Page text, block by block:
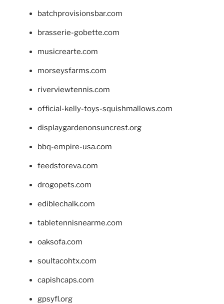
batchprovisionsbar.com
brasserie-gobette.com
musicrearte.com
morseysfarms.com
riverviewtennis.com
official-kelly-toys-squishmallows.com
displaygardenonsuncrest.org
bbq-empire-usa.com
feedstoreva.com
drogopets.com
ediblechalk.com
tabletennisnearme.com
oaksofa.com
soultacohtx.com
capishcaps.com
gpsyfl.org